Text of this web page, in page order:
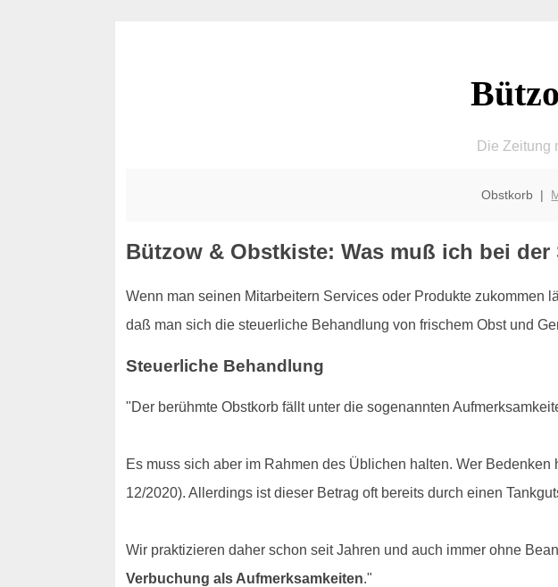
Die Zeitung
Obstkorb |
Bützow & Obstkiste: Was muß ich bei der
Wenn man seinen Mitarbeitern Services oder Produkte zukommen
daß man sich die steuerliche Behandlung von frischem Obst und
Steuerliche Behandlung
"Der berühmte Obstkorb fällt unter die sogenannten
Es muss sich aber im Rahmen des Üblichen halten. Wer
12/2020). Allerdings ist dieser Betrag oft bereits durch einen
Wir praktizieren daher schon seit Jahren und auch immer ohne
Verbuchung als Aufmerksamkeiten."